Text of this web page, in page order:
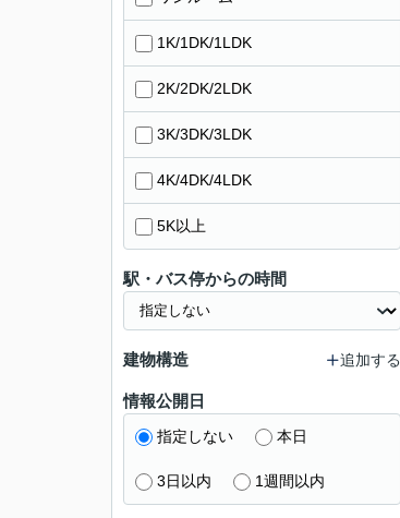
1K/1DK/1LDK
2K/2DK/2LDK
3K/3DK/3LDK
4K/4DK/4LDK
5K以上
駅・バス停からの時間
建物構造 追加する
情報公開日
指定しない 本日
3日以内 1週間以内